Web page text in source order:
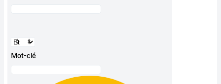
Mot-clé